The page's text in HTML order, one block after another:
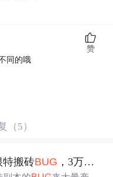
同的哦
赞
（5）
特搬砖BUG ，3万张附魔卡每日轻松3E，金币面临崩盘